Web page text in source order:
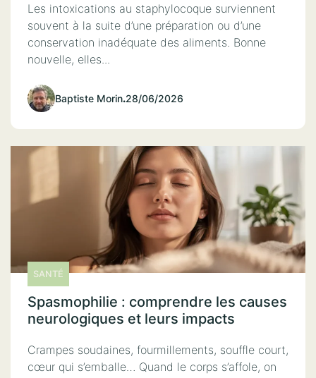
Les intoxications au staphylocoque surviennent
souvent à la suite d’une préparation ou d’une
conservation inadéquate des aliments. Bonne
nouvelle, elles...
Baptiste Morin.28/06/2026
SANTÉ
Spasmophilie : comprendre les causes
neurologiques et leurs impacts
Crampes soudaines, fourmillements, souffle court,
cœur qui s’emballe… Quand le corps s’affole, on